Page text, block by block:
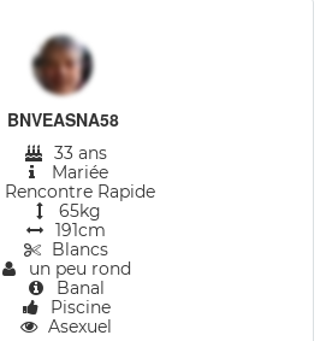
BNVEASNA58
33 ans
Mariée
Rencontre Rapide
65kg
191cm
Blancs
un peu rond
Banal
Piscine
Asexuel